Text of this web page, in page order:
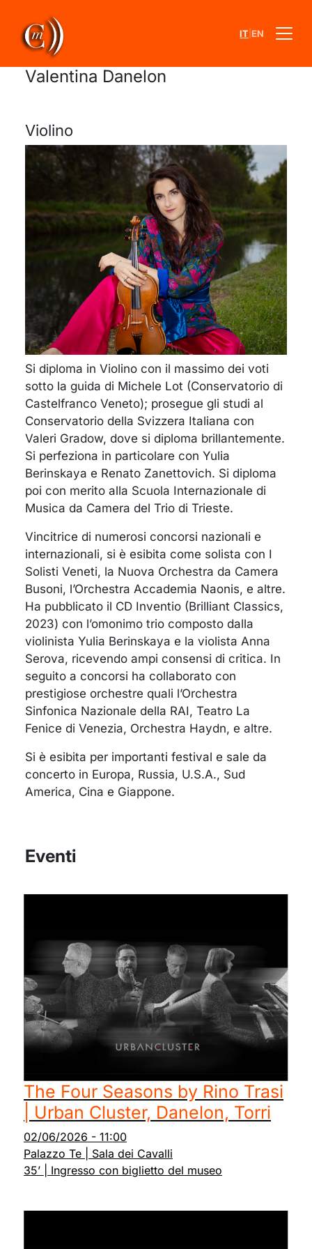
IT EN
Valentina Danelon
Violino
Si diploma in Violino con il massimo dei voti
sotto la guida di Michele Lot (Conservatorio di
Castelfranco Veneto); prosegue gli studi al
Conservatorio della Svizzera Italiana con
Valeri Gradow, dove si diploma brillantemente.
Si perfeziona in particolare con Yulia
Berinskaya e Renato Zanettovich. Si diploma
poi con merito alla Scuola Internazionale di
Musica da Camera del Trio di Trieste.
Vincitrice di numerosi concorsi nazionali e
internazionali, si è esibita come solista con I
Solisti Veneti, la Nuova Orchestra da Camera
Busoni, l’Orchestra Accademia Naonis, e altre.
Ha pubblicato il CD Inventio (Brilliant Classics,
2023) con l’omonimo trio composto dalla
violinista Yulia Berinskaya e la violista Anna
Serova, ricevendo ampi consensi di critica. In
seguito a concorsi ha collaborato con
prestigiose orchestre quali l’Orchestra
Sinfonica Nazionale della RAI, Teatro La
Fenice di Venezia, Orchestra Haydn, e altre.
Si è esibita per importanti festival e sale da
concerto in Europa, Russia, U.S.A., Sud
America, Cina e Giappone.
Eventi
The Four Seasons by Rino Trasi
| Urban Cluster, Danelon, Torri
02/06/2026 - 11:00
Palazzo Te | Sala dei Cavalli
35’ | Ingresso con biglietto del museo